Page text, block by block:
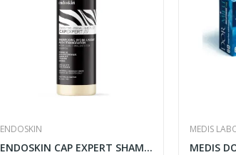
ENDOSKIN
ENDOSKIN CAP EXPERT SHAMPOOING HYDRA LISSANT...
MEDIS